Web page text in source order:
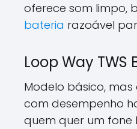
oferece som limpo,
bateria razoável
Loop Way TWS
Modelo básico,
com desempenho
quem quer um fone